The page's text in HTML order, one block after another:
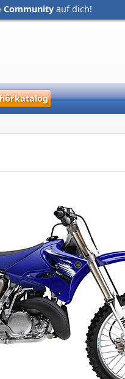
Community auf dich!